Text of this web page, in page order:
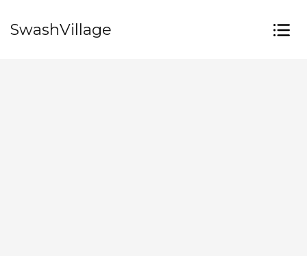
SwashVillage